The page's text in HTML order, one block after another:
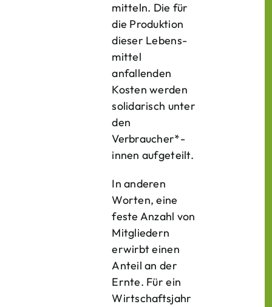
mitteln. Die für
die Produktion
dieser Lebens­
mittel
anfallenden
Kosten werden
solidarisch unter
den
Verbraucher*­
innen aufgeteilt.
In anderen
Worten, eine
feste Anzahl von
Mitgliedern
erwirbt einen
Anteil an der
Ernte. Für ein
Wirtschaftsjahr